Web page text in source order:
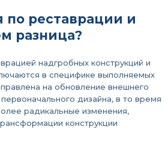
по реставрации и
разница?
надгробных конструкций и
в специфике выполняемых
на обновление внешнего
дизайна, в то время
радикальные изменения,
конструкции